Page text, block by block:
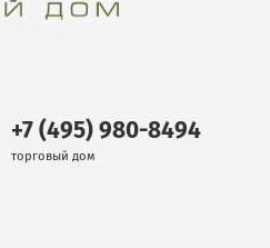
+7 (495) 980-8494
торговый дом